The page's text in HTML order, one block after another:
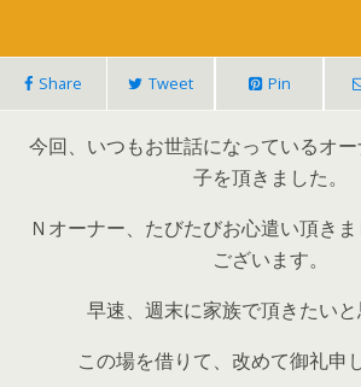
Share Tweet Pin
今回、いつもお世話になっているオ
子を頂きました。
Ｎオーナー、たびたびお心遣い頂き
ございます。
早速、週末に家族で頂きたいと
この場を借りて、改めて御礼申